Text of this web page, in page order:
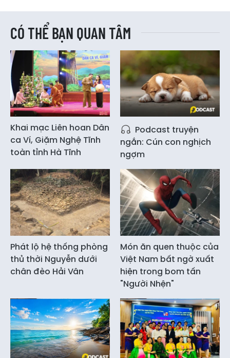
CÓ THỂ BẠN QUAN TÂM
Khai mạc Liên hoan Dân
ca Ví, Giặm Nghệ Tĩnh
toàn tỉnh Hà Tĩnh
Podcast truyện
ngắn: Cún con nghịch
ngợm
Phát lộ hệ thống phòng
thủ thời Nguyễn dưới
chân đèo Hải Vân
Món ăn quen thuộc của
Việt Nam bất ngờ xuất
hiện trong bom tấn
"Người Nhện"